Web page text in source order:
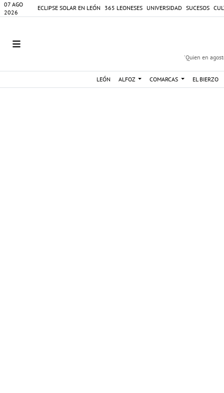
07 AGO
2026
ECLIPSE SOLAR EN LEÓN 365 LEONESES UNIVERSIDAD SUCESOS
'Quien en
LEÓN ALFOZ COMARCAS EL BIERZO